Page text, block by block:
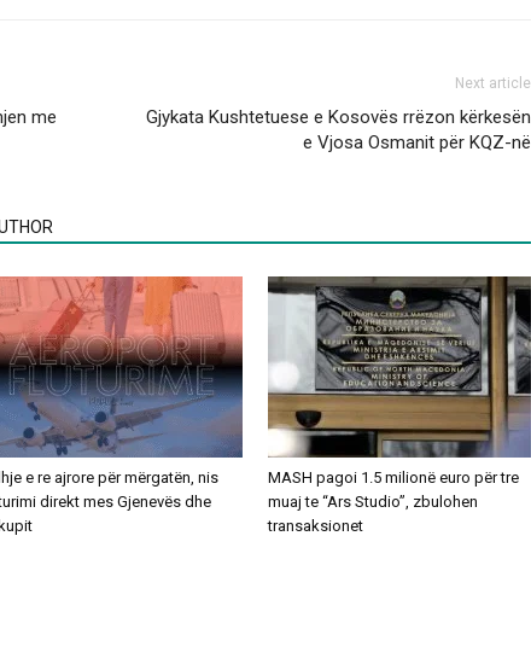
me
Next article
Gjykata Kushtetuese e Kosovës rrëzon kërkesën
e Vjosa Osmanit për KQZ-në
e re ajrore për mërgatën, nis
direkt mes Gjenevës dhe
MASH pagoi 1.5 milionë euro për tre
muaj te “Ars Studio”, zbulohen
transaksionet